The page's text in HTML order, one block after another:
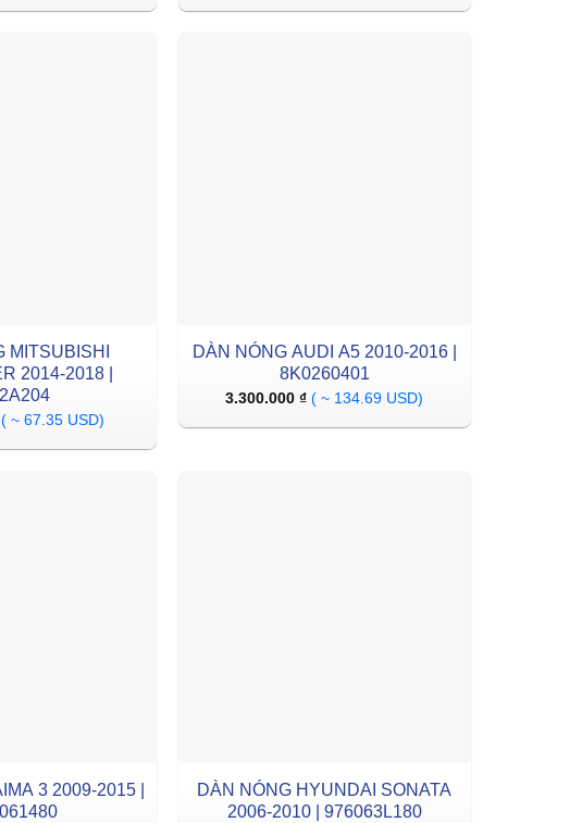
MITSUBISHI
2014-2018 |
( ~ 67.35 USD)
DÀN NÓNG AUDI A5 2010-2016 |
8K0260401
3.300.000₫ ( ~ 134.69 USD)
3 2009-2015 |
DÀN NÓNG HYUNDAI SONATA
2006-2010 | 976063L180